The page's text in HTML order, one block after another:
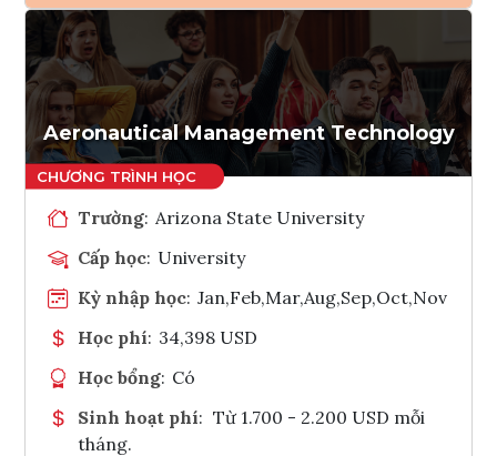
Ghi danh
Tham vấn Interlink
Aeronautical Management Technology
Trường: Arizona State University
Cấp học: University
Kỳ nhập học: Jan,Feb,Mar,Aug,Sep,Oct,Nov
Học phí: 34,398 USD
Học bổng: Có
Sinh hoạt phí: Từ 1.700 - 2.200 USD mỗi
tháng.